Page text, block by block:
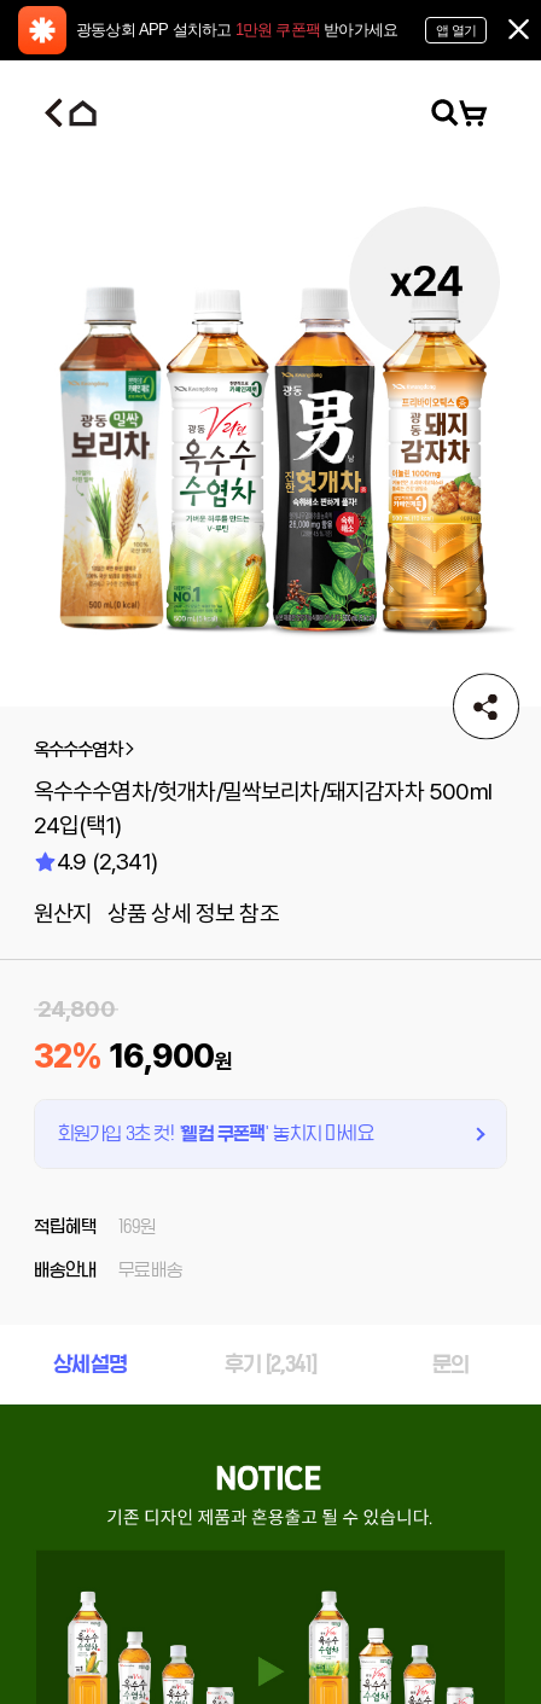
광동상회 APP 설치하고 1만원 쿠폰팩 받아가세요 앱 열기
옥수수수염차
옥수수수염차/헛개차/밀싹보리차/돼지감자차 500ml
24입(택1)
4.9 (2,341)
원산지 상품 상세 정보 참조
24,800
32% 16,900원
회원가입 3초 컷! '웰컴 쿠폰팩' 놓치지 마세요
적립혜택 169원
배송안내 무료배송
상세설명 후기 [2,341] 문의